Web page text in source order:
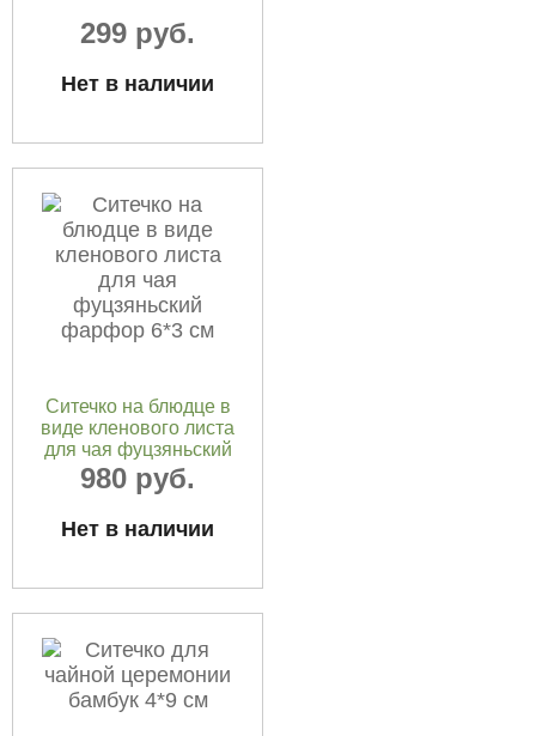
299 руб.
Нет в наличии
Ситечко на блюдце в
виде кленового листа
для чая фуцзяньский
фарфор 6*3 см
980 руб.
Нет в наличии